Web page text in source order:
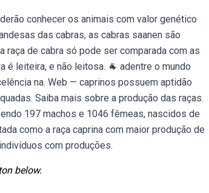
conhecer os animais com valor genético
das cabras, as cabras saanen são
de cabra só pode ser comparada com as
leiteira, e não leitosa. 🐐 adentre o mundo
na. Web — caprinos possuem aptidão
Saiba mais sobre a produção das raças.
197 machos e 1046 fêmeas, nascidos de
como a raça caprina com maior produção de
com produções.
below.